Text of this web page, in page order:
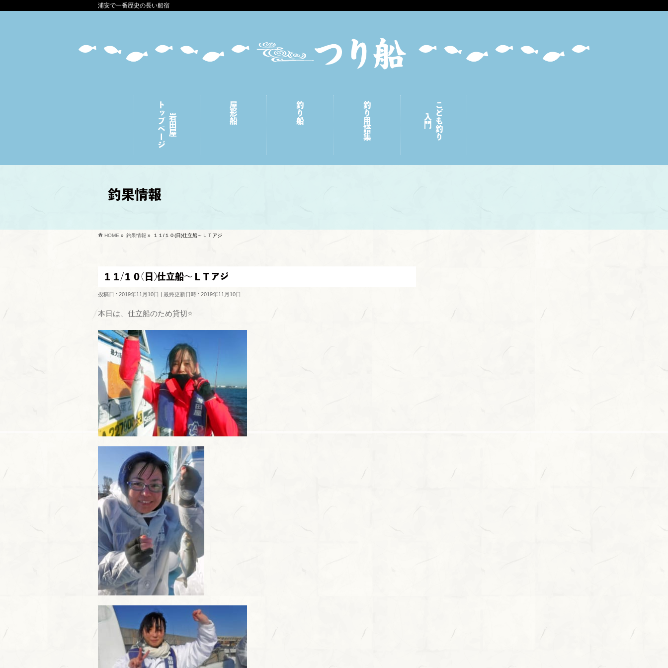
浦安で一番歴史の長い船宿
岩田屋
トップページ 屋形船 釣り船 釣り用語集 こども釣り
入門
釣果情報
HOME » 釣果情報 » １１/１０(日)仕立船～ＬＴアジ
１１/１０(日)仕立船～ＬＴアジ
投稿日 : 2019年11月10日 最終更新日時 : 2019年11月10日
本日は、仕立船のため貸切⭐